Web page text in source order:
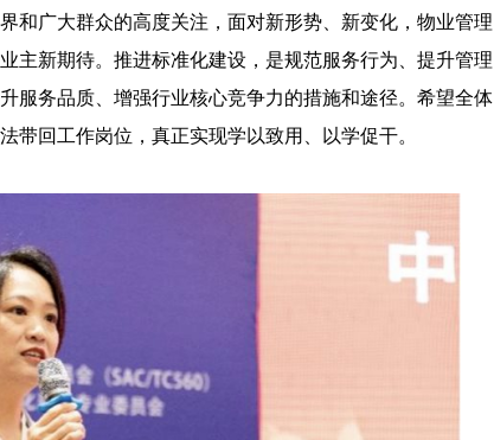
和广大群众的高度关注，面对新形势、新变化，物业管理
主新期待。推进标准化建设，是规范服务行为、提升管理
服务品质、增强行业核心竞争力的措施和途径。希望全体
带回工作岗位，真正实现学以致用、以学促干。